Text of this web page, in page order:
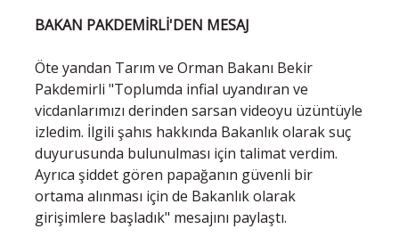
BAKAN PAKDEMİRLİ'DEN MESAJ
Öte yandan Tarım ve Orman Bakanı Bekir
Pakdemirli "Toplumda infial uyandıran ve
vicdanlarımızı derinden sarsan videoyu üzüntüyle
izledim. İlgili şahıs hakkında Bakanlık olarak suç
duyurusunda bulunulması için talimat verdim.
Ayrıca şiddet gören papağanın güvenli bir
ortama alınması için de Bakanlık olarak
girişimlere başladık" mesajını paylaştı.